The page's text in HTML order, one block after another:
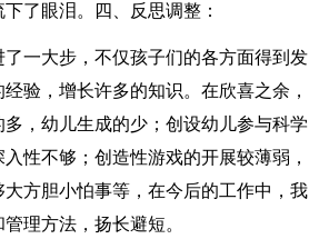
了眼泪。四、反思调整：
一大步，不仅孩子们的各方面得到发
验，增长许多的知识。在欣喜之余，
，幼儿生成的少；创设幼儿参与科学
性不够；创造性游戏的开展较薄弱，
方胆小怕事等，在今后的工作中，我
理方法，扬长避短。